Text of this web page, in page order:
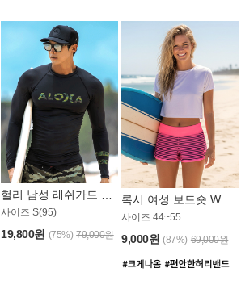
사이즈 S(95)
19,800원 (75%) 79,000원
사이즈 44~55
9,000원 (87%) 69,000원